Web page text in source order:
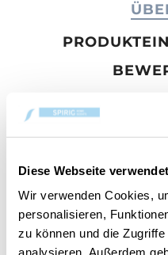
Diese Webseite
Wir verwenden Cookies,
personalisieren,
zu können und die
analysieren. Außerdem
Starfruit
Geniesse den
deiner Cabana.
Ingwer und tropische